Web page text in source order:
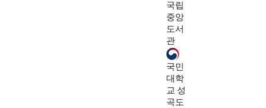
국립
중앙
도서
관
국민
대학
교 성
곡도